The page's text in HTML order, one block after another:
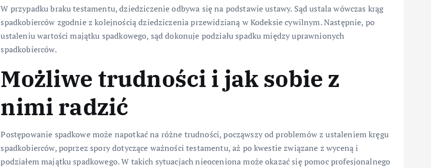
W przypadku braku testamentu, dziedziczenie odbywa się na podstawie ustawy. Sąd ustala wówczas krąg
spadkobierców zgodnie z kolejnością dziedziczenia przewidzianą w Kodeksie cywilnym. Następnie, po
ustaleniu wartości majątku spadkowego, sąd dokonuje podziału spadku między uprawnionych
spadkobierców.
Możliwe trudności i jak sobie z
nimi radzić
Postępowanie spadkowe może napotkać na różne trudności, począwszy od problemów z ustaleniem kręgu
spadkobierców, poprzez spory dotyczące ważności testamentu, aż po kwestie związane z wyceną i
podziałem majątku spadkowego. W takich sytuacjach nieoceniona może okazać się pomoc profesjonalnego